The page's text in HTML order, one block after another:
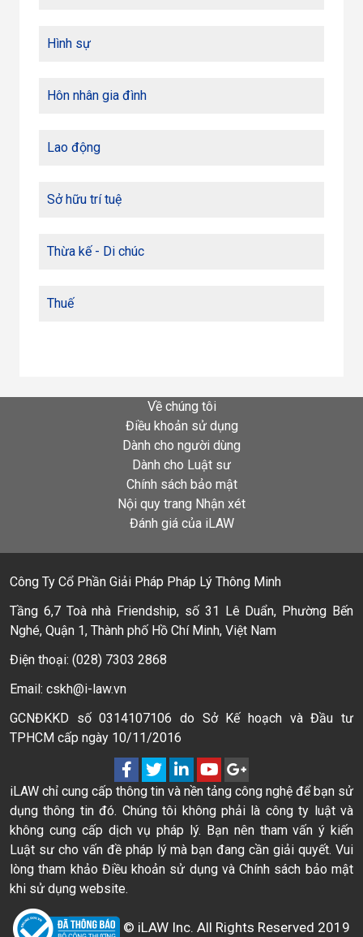
Hình sự
Hôn nhân gia đình
Lao động
Sở hữu trí tuệ
Thừa kế - Di chúc
Thuế
Về chúng tôi
Điều khoản sử dụng
Dành cho người dùng
Dành cho Luật sư
Chính sách bảo mật
Nội quy trang Nhận xét
Đánh giá của iLAW
Công Ty Cổ Phần Giải Pháp Pháp Lý Thông Minh
Tầng 6,7 Toà nhà Friendship, số 31 Lê Duẩn, Phường Bến
Nghé, Quận 1, Thành phố Hồ Chí Minh, Việt Nam
Điện thoại: (028) 7303 2868
Email: cskh@i-law.vn
GCNĐKKD số 0314107106 do Sở Kế hoạch và Đầu tư
TPHCM cấp ngày 10/11/2016
iLAW chỉ cung cấp thông tin và nền tảng công nghệ để bạn sử
dụng thông tin đó. Chúng tôi không phải là công ty luật và
không cung cấp dịch vụ pháp lý. Bạn nên tham vấn ý kiến
Luật sư cho vấn đề pháp lý mà bạn đang cần giải quyết. Vui
lòng tham khảo Điều khoản sử dụng và Chính sách bảo mật
khi sử dụng website.
© iLAW Inc. All Rights Reserved 2019